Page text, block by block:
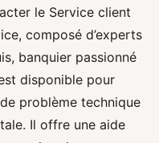
le Service client
composé d’experts
banquier passionné
disponible pour
problème technique
Il offre une aide